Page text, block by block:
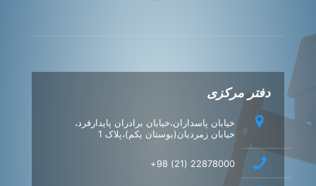
دفتر مرکزی
خیابان پاسداران،خیابان برادران پایدارفرد،
خیابان زمردیان(بوستان یکم)،پلاک 1
22878000 (21) 98+